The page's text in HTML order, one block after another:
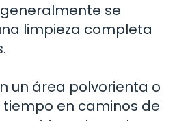
se
limpieza completa
un área polvorienta o
en caminos de